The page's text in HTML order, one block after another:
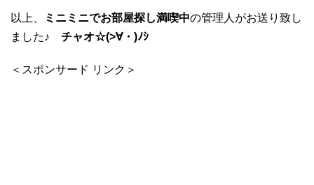
以上、 ミニミニでお部屋探し満喫中の管理人がお送り致し
ました♪ チャオ☆(>∀・)ﾉｼ
＜スポンサード リンク＞